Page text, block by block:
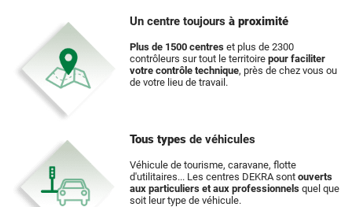
Un centre toujours à proximité
Plus de 1500 centres et plus de 2300
contrôleurs sur tout le territoire pour faciliter
votre contrôle technique, près de chez vous ou
de votre lieu de travail.
Tous types de véhicules
Véhicule de tourisme, caravane, flotte
d'utilitaires... Les centres DEKRA sont ouverts
aux particuliers et aux professionnels quel que
soit leur type de véhicule.